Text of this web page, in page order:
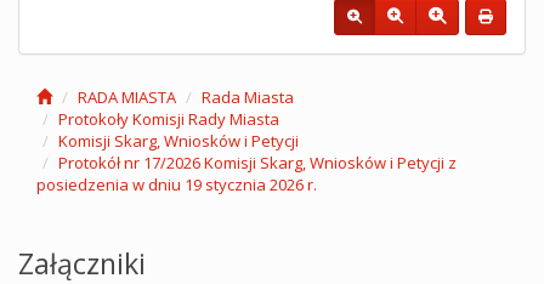
RADA MIASTA
Rada Miasta
Protokoły Komisji Rady Miasta
Komisji Skarg, Wniosków i Petycji
Protokół nr 17/2026 Komisji Skarg, Wniosków i Petycji z
posiedzenia w dniu 19 stycznia 2026 r.
Załączniki